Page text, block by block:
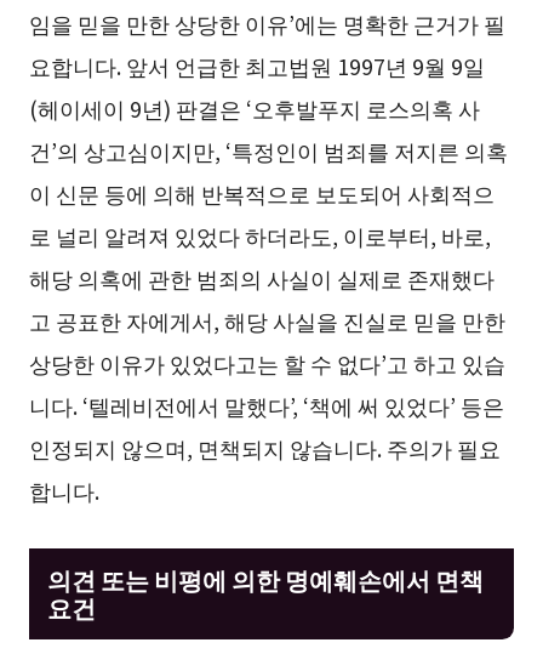
임을 믿을 만한 상당한 이유’에는 명확한 근거가 필
요합니다. 앞서 언급한 최고법원 1997년 9월 9일
(헤이세이 9년) 판결은 ‘오후발푸지 로스의혹 사
건’의 상고심이지만, ‘특정인이 범죄를 저지른 의혹
이 신문 등에 의해 반복적으로 보도되어 사회적으
로 널리 알려져 있었다 하더라도, 이로부터, 바로,
해당 의혹에 관한 범죄의 사실이 실제로 존재했다
고 공표한 자에게서, 해당 사실을 진실로 믿을 만한
상당한 이유가 있었다고는 할 수 없다’고 하고 있습
니다. ‘텔레비전에서 말했다’, ‘책에 써 있었다’ 등은
인정되지 않으며, 면책되지 않습니다. 주의가 필요
합니다.
의견 또는 비평에 의한 명예훼손에서 면책
요건